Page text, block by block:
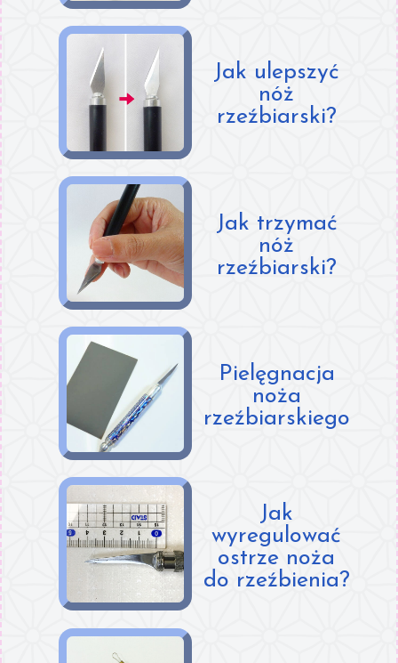
Jak ulepszyć
nóż
rzeźbiarski?
Jak trzymać
nóż
rzeźbiarski?
Pielęgnacja
noża
rzeźbiarskiego
Jak
wyregulować
ostrze noża
do rzeźbienia?